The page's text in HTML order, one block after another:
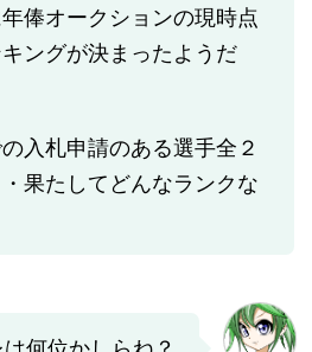
俸オークションの現時点
ングが決まったようだ
入札申請のある選手全２
果たしてどんなランクな